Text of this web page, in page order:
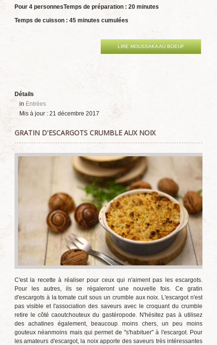
Pour 4 personnesTemps de préparation : 20 minutes
Temps de cuisson : 45 minutes cumulées
LIRE MOUSSAKA AU BOEUF
Détails
in Entrées
Mis à jour : 21 décembre 2017
GRATIN D'ESCARGOTS CRUMBLE AUX NOIX
C'est la recette à réaliser pour ceux qui n'aiment pas les escargots.
Pour les autres, ils se régaleront une nouvelle fois. Ce gratin
d'escargots à la tomate cuit sous un crumble aux noix. L'escargot n'est
pas visible et l'association des saveurs avec le croquant du crumble
retire le côté caoutchouteux du gastéropode. N'hésitez pas à utilisez
des achatines également, beaucoup moins chers, un peu moins
gouteux néanmoins mais qui permet de "s'habituer" à l'escargot. Pour
les amateurs d'escargot, la noix apporte des saveurs très intéressantes